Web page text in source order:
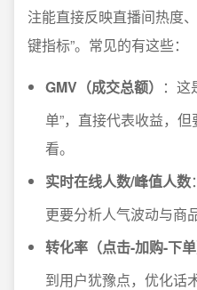
注能直接反映直播间热度
键指标”。常见的有这些：
GMV（成交总额） ：这
单”，直接代表收益，
看。
实时在线人数/峰值人数
更要分析人气波动与商
转化率（点击-加购-下单
到用户犹豫点，优化话